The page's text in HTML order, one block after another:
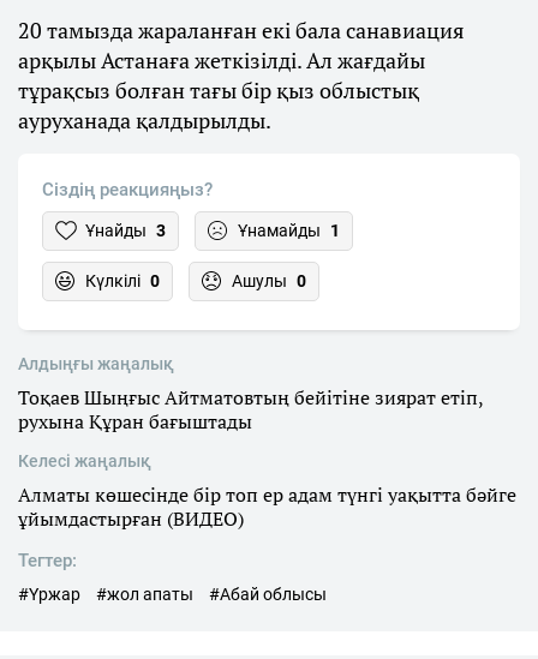
20 тамызда жараланған екі бала санавиация
арқылы Астанаға жеткізілді. Ал жағдайы
тұрақсыз болған тағы бір қыз облыстық
ауруханада қалдырылды.
Сіздің реакцияңыз?
Ұнайды 3 Ұнамайды 1
Күлкілі 0 Ашулы 0
Алдыңғы жаңалық
Тоқаев Шыңғыс Айтматовтың бейітіне зиярат етіп,
рухына Құран бағыштады
Келесі жаңалық
Алматы көшесінде бір топ ер адам түнгі уақытта бәйге
ұйымдастырған (ВИДЕО)
Тегтер:
#Үржар #жол апаты #Абай облысы